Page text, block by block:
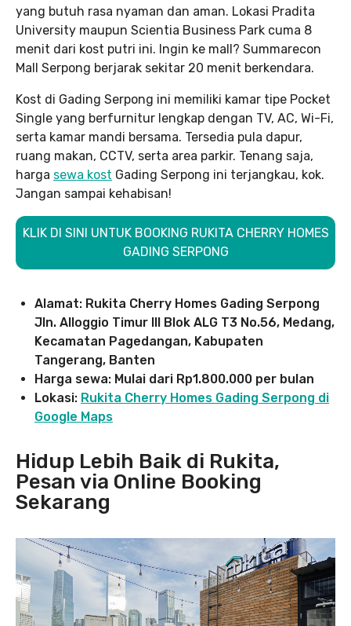
yang butuh rasa nyaman dan aman. Lokasi Pradita
University maupun Scientia Business Park cuma 8
menit dari kost putri ini. Ingin ke mall? Summarecon
Mall Serpong berjarak sekitar 20 menit berkendara.
Kost di Gading Serpong ini memiliki kamar tipe Pocket
Single yang berfurnitur lengkap dengan TV, AC, Wi-Fi,
serta kamar mandi bersama. Tersedia pula dapur,
ruang makan, CCTV, serta area parkir. Tenang saja,
harga sewa kost Gading Serpong ini terjangkau, kok.
Jangan sampai kehabisan!
KLIK DI SINI UNTUK BOOKING RUKITA CHERRY HOMES
GADING SERPONG
Alamat: Rukita Cherry Homes Gading Serpong
Jln. Alloggio Timur III Blok ALG T3 No.56, Medang,
Kecamatan Pagedangan, Kabupaten
Tangerang, Banten
Harga sewa: Mulai dari Rp1.800.000 per bulan
Lokasi: Rukita Cherry Homes Gading Serpong di
Google Maps
Hidup Lebih Baik di Rukita,
Pesan via Online Booking
Sekarang